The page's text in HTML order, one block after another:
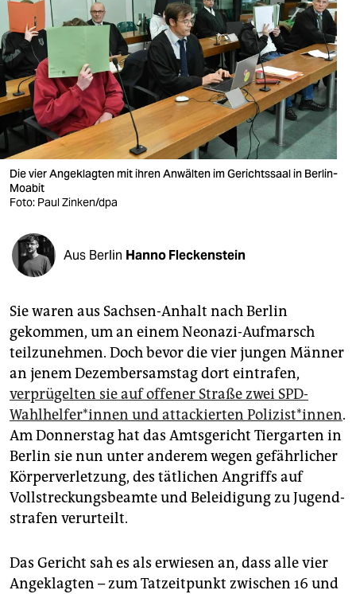
wahrheit
verlag
verlag
veranstaltungen
shop
fragen & hilfe
unterstützen
abo
genossenschaft
epaper login
Die vier Angeklagten mit ihren Anwälten im Gerichtssaal in Berlin-
Moabit
Foto: Paul Zinken/dpa
Aus Berlin Hanno Fleckenstein
Sie waren aus Sachsen-Anhalt nach Berlin
gekommen, um an einem Neonazi-Aufmarsch
teilzunehmen. Doch bevor die vier jungen Männer
an jenem Dezembersamstag dort eintrafen,
verprügelten sie auf offener Straße zwei SPD-
Wahlhelfer*innen und attackierten Po­li­zis­t*in­nen.
Am Donnerstag hat das Amtsgericht Tiergarten in
Berlin sie nun unter anderem wegen gefährlicher
Körperverletzung, des tätlichen Angriffs auf
Vollstreckungsbeamte und Beleidigung zu Jugend­
strafen verurteilt.
Das Gericht sah es als erwiesen an, dass alle vier
Angeklagten – zum Tatzeitpunkt zwischen 16 und